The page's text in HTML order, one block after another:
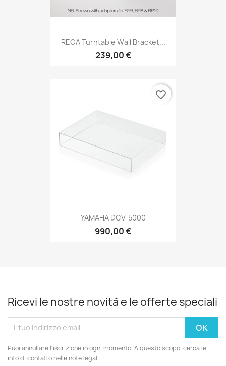
REGA Turntable Wall Bracket...
239,00 €
YAMAHA DCV-5000
990,00 €
favorite_border
Ricevi le nostre novità e le offerte speciali
Puoi annullare l'iscrizione in ogni momento. A questo scopo, cerca le
info di contatto nelle note legali.